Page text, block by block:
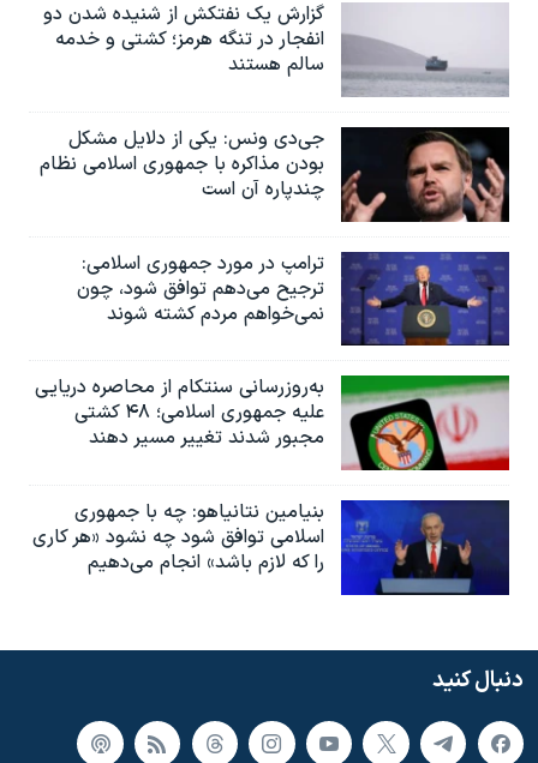
گزارش یک نفتکش از شنیده شدن دو
انفجار در تنگه هرمز؛ کشتی و خدمه
سالم هستند
جی‌دی ونس: یکی از دلایل مشکل
بودن مذاکره با جمهوری اسلامی نظام
چندپاره آن است
ترامپ در مورد جمهوری اسلامی:
ترجیح می‌دهم توافق شود، چون
نمی‌خواهم مردم کشته شوند
به‌روزرسانی سنتکام از محاصره دریایی
علیه جمهوری اسلامی؛ ۴۸ کشتی
مجبور شدند تغییر مسیر دهند
بنیامین نتانیاهو: چه با جمهوری
اسلامی توافق شود چه نشود «هر کاری
را که لازم باشد» انجام می‌دهیم
دنبال کنید